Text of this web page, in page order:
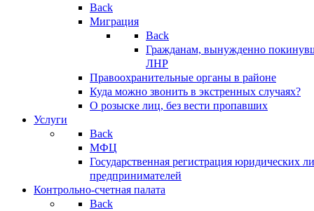
Back
Миграция
Back
Гражданам, вынужденно
ЛНР
Правоохранительные органы в районе
Куда можно звонить в экстренных случаях?
О розыске лиц, без вести пропавших
Услуги
Back
МФЦ
Государственная регистрация юридических
предпринимателей
Контрольно-счетная палата
Back